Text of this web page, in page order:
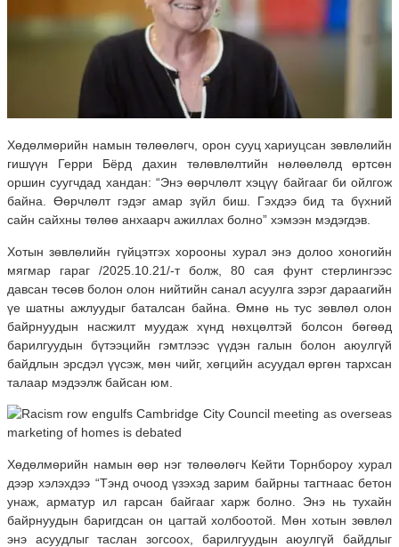
Хөдөлмөрийн намын төлөөлөгч, орон сууц хариуцсан зөвлөлийн
гишүүн Герри Бёрд дахин төлөвлөлтийн нөлөөлөлд өртсөн
оршин суугчдад хандан: “Энэ өөрчлөлт хэцүү байгааг би ойлгож
байна. Өөрчлөлт гэдэг амар зүйл биш. Гэхдээ бид та бүхний
сайн сайхны төлөө анхаарч ажиллах болно” хэмээн мэдэгдэв.
Хотын зөвлөлийн гүйцэтгэх хорооны хурал энэ долоо хоногийн
мягмар гараг /2025.10.21/-т болж, 80 сая фунт стерлингээс
давсан төсөв болон олон нийтийн санал асуулга зэрэг дараагийн
үе шатны ажлуудыг баталсан байна. Өмнө нь тус зөвлөл олон
байрнуудын насжилт муудаж хүнд нөхцөлтэй болсон бөгөөд
барилгуудын бүтээцийн гэмтлээс үүдэн галын болон аюулгүй
байдлын эрсдэл үүсэж, мөн чийг, хөгцийн асуудал өргөн тархсан
талаар мэдээлж байсан юм.
Хөдөлмөрийн намын өөр нэг төлөөлөгч Кейти Торнбороу хурал
дээр хэлэхдээ “Тэнд очоод үзэхэд зарим байрны тагтнаас бетон
унаж, арматур ил гарсан байгааг харж болно. Энэ нь тухайн
байрнуудын баригдсан он цагтай холбоотой. Мөн хотын зөвлөл
энэ асуудлыг таслан зогсоох, барилгуудын аюулгүй байдлыг